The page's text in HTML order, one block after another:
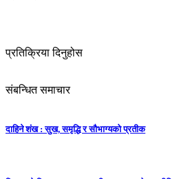
प्रतिक्रिया दिनुहोस
संबन्धित समाचार
दाहिने शंख : सुख, समृद्धि र सौभाग्यको प्रतीक